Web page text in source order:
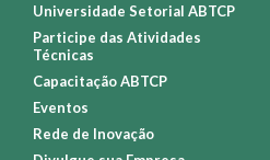
Universidade Setorial ABTCP
Participe das Atividades
Técnicas
Capacitação ABTCP
Eventos
Rede de Inovação